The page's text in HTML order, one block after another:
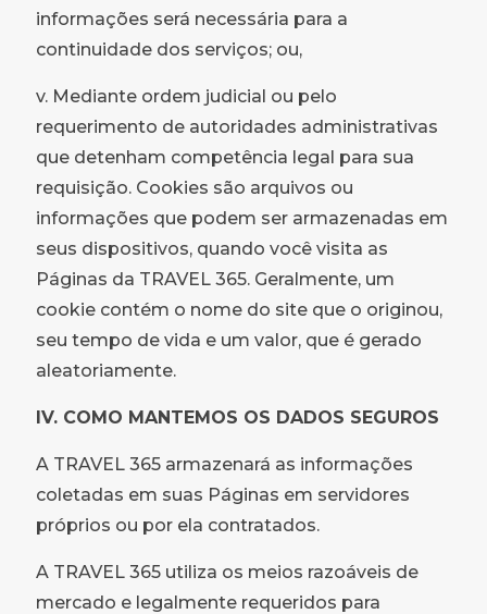
informações será necessária para a
continuidade dos serviços; ou,
v. Mediante ordem judicial ou pelo
requerimento de autoridades administrativas
que detenham competência legal para sua
requisição. Cookies são arquivos ou
informações que podem ser armazenadas em
seus dispositivos, quando você visita as
Páginas da TRAVEL 365. Geralmente, um
cookie contém o nome do site que o originou,
seu tempo de vida e um valor, que é gerado
aleatoriamente.
IV. COMO MANTEMOS OS DADOS SEGUROS
A TRAVEL 365 armazenará as informações
coletadas em suas Páginas em servidores
próprios ou por ela contratados.
A TRAVEL 365 utiliza os meios razoáveis de
mercado e legalmente requeridos para